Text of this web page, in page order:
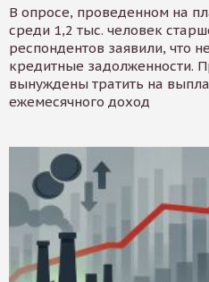
В опросе, проведенном на
среди 1,2 тыс. человек
респондентов заявили, что
кредитные задолженности.
вынуждены тратить на
ежемесячного доход